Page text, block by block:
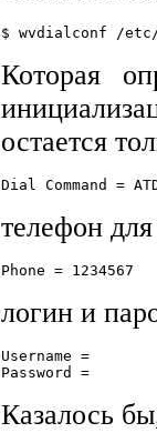
Которая
остается
телефон
логин и
Username =
Казалось